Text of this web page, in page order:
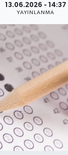
13.06.2026 - 14:37
YAYINLANMA